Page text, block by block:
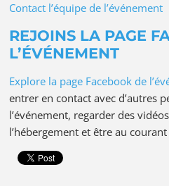
Contact l’équipe de l’événement
REJOINS LA PAGE
L’ÉVÉNEMENT
Explore la page Facebook de
entrer en contact avec d’autres
l’événement, regarder des
l’hébergement et être au